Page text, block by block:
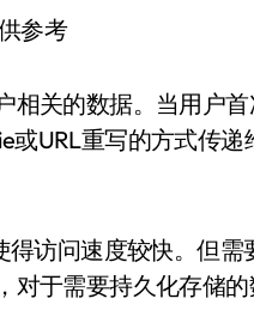
参考
关的数据。当用户
URL重写的方式传递
访问速度较快。但需
对于需要持久化存储